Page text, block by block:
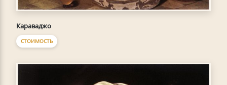
Караваджо
СТОИМОСТЬ